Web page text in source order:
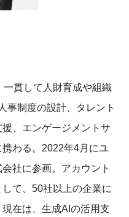
貫して人財育成や組織
事制度の設計、タレント
、エンゲージメントサ
わる。2022年4月にユ
社に参画。アカウント
て、50社以上の企業に
在は、生成AIの活用支